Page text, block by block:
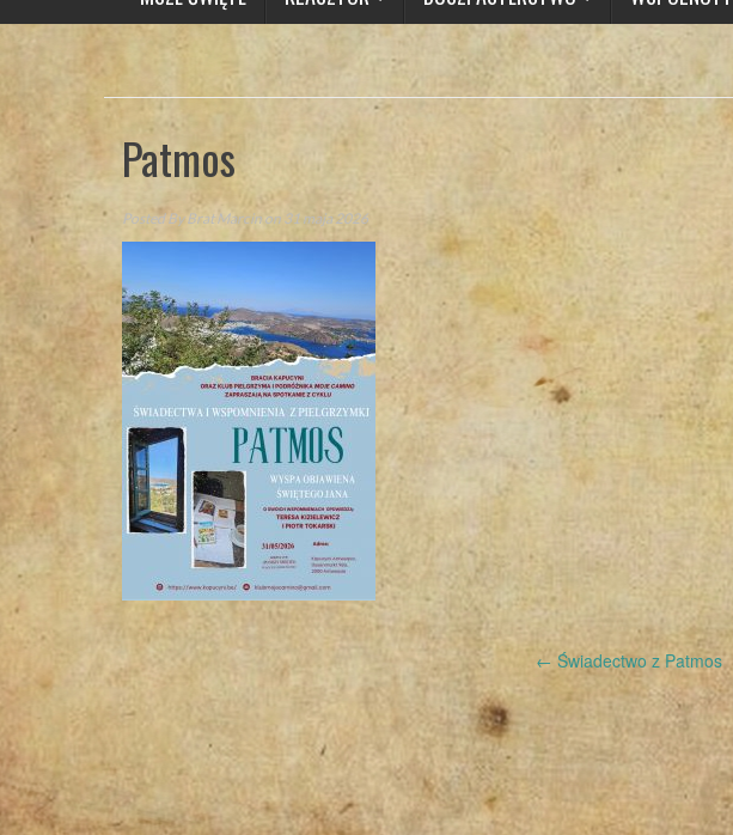
Patmos
Posted ByBrat Marcin on 31 maja 2026
Post
navigation
← Świadectwo z Patmos